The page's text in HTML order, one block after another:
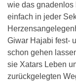
wie das gnadenlos
einfach in jeder
Giwar Hajabi fest-
schon gehen
sie Xatars Leben
zurückgelegten